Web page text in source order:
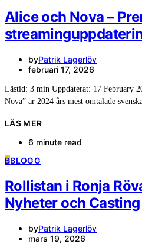
Alice och Nova –
byPatrik Lagerlöv
februari 17, 2026
Lästid: 3 min Uppdaterat: 17 February
Nova” är 2024 års mest omtalade
LÄS MER
6 minute read
BBLOGG
Rollistan i Ronja
Nyheter och Casting
byPatrik Lagerlöv
mars 19, 2026